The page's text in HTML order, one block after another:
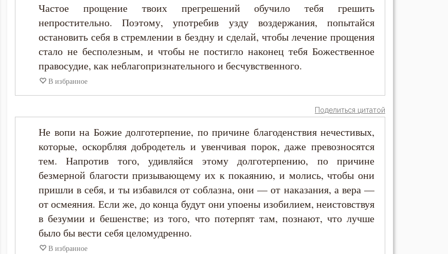
Иоанн Кассиан Римлянин
Исидор Пелусиот
Нил Синайский
Серафим Саровский
Частое прощение твоих прегрешений обучило тебя грешить
непростительно. Поэтому, употребив узду воздержания, попытайся
остановить себя в стремлении в бездну и сделай, чтобы лечение прощения
стало не бесполезным, и чтобы не постигло наконец тебя Божественное
правосудие, как неблагопризнательного и бесчувственного.
В избранное
Поделиться цитатой
Не вопи на Божие долготерпение, по причине благоденствия нечестивых,
которые, оскорбляя добродетель и увенчивая порок, даже превозносятся
тем. Напротив того, удивляйся этому долготерпению, по причине
безмерной благости призывающему их к покаянию, и молись, чтобы они
пришли в себя, и ты избавился от соблазна, они — от наказания, а вера —
от осмеяния. Если же, до конца будут они упоены изобилием, неистовствуя
в безумии и бешенстве; из того, что потерпят там, познают, что лучше
было бы вести себя целомудренно.
В избранное